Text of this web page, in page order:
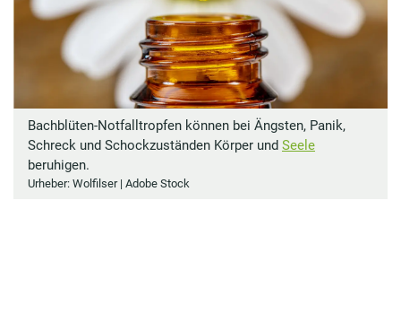
Bachblüten-Notfalltropfen können bei Ängsten, Panik,
Schreck und Schockzuständen Körper und Seele
beruhigen.
Urheber: Wolfilser | Adobe Stock